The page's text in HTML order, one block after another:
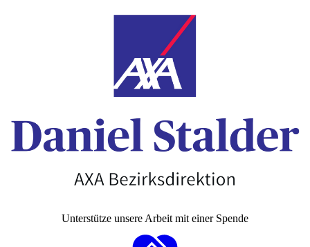
Unterstütze unsere Arbeit mit einer Spende